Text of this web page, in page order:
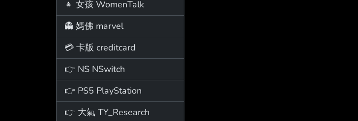
👧 女孩 WomenTalk
👻 媽佛 marvel
💳 卡版 creditcard
👉 NS NSwitch
👉 PS5 PlayStation
👉 大氣 TY_Research